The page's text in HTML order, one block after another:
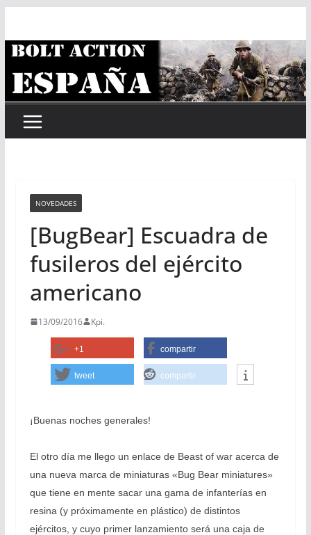
contenido
NOVEDADES
[BugBear] Escuadra de
fusileros del ejército
americano
13/09/2016 Kpi.
+1 compartir
tweet compartir
¡Buenas noches generales!
El otro día me llego un enlace de Beast of war acerca de
una nueva marca de miniaturas «Bug Bear miniatures»
que tiene en mente sacar una gama de infanterías en
resina (y próximamente en plástico) de distintos
ejércitos, y cuyo primer lanzamiento será una caja de